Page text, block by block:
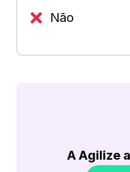
Não
A Agilize